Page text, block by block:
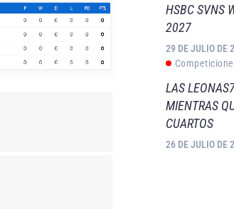
HSBC SVNS
2027
29 DE JULIO DE
LAS
MIENTRAS
CUARTOS
26 DE JULIO DE